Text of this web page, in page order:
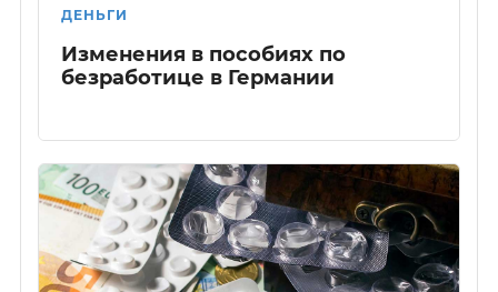
ДЕНЬГИ
Изменения в пособиях по
безработице в Германии